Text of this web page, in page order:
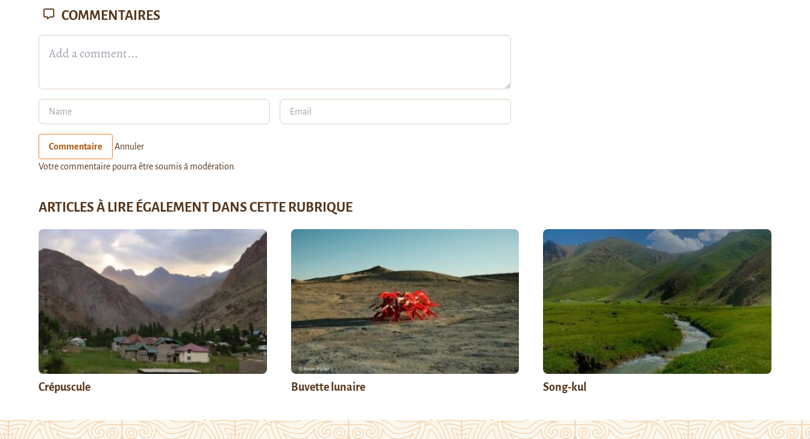
COMMENTAIRES
Commentaire Annuler
Votre commentaire pourra être soumis à modération.
ARTICLES À LIRE ÉGALEMENT DANS CETTE RUBRIQUE
Crépuscule Buvette lunaire Song-kul